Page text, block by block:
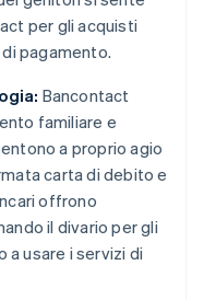
per gli acquisti
pagamento.
Bancontact
familiare e
a proprio agio
carta di debito e
offrono
il divario per gli
usare i servizi di